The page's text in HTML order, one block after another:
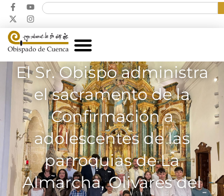
El Sr. Obispo administra
el sacramento de la
Confirmación a
adolescentes de las
parroquias de La
Almarcha, Olivares del